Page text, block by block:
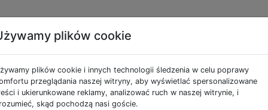
jako 4.4-kitkat
Twoje pytanie dotyczy Androida 4.4 - dziewiątej
r.
plików cookie
plików cookie i innych technologii śledzenia w celu poprawy
przeglądania naszej witryny, aby wyświetlać spersonalizowane
i ukierunkowane reklamy, analizować ruch w naszej witrynie, i
skąd pochodzą nasi goście.